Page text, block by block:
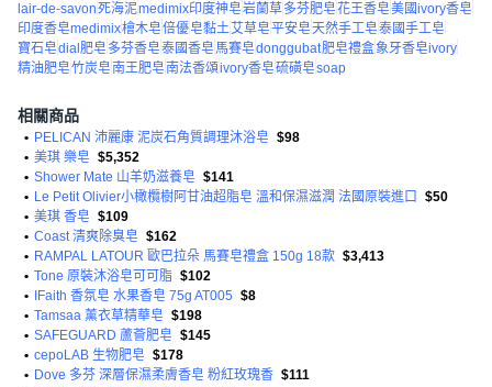
lair-de-savon死海泥medimix印度神皂岩蘭草多芬肥皂花王香皂美國ivory香皂
印度香皂medimix檜木皂倍優皂黏土艾草皂平安皂天然手工皂泰國手工皂
寶石皂dial肥皂 多芬香皂泰國香皂 馬賽皂donggubat肥皂禮盒象牙香皂ivory
精油肥皂竹炭皂 南王肥皂 南法香頌ivory香皂硫磺皂soap
相關商品
• PELICAN 沛麗康 泥炭石角質調理沐浴皂 $98
• 美琪 樂皂 $5,352
• Shower Mate 山羊奶滋養皂 $141
• Le Petit Olivier小橄欖樹阿甘油超脂皂 溫和保濕滋潤 法國原裝進口
$50
• 美琪 香皂 $109
• Coast 清爽除臭皂 $162
• RAMPAL LATOUR 歐巴拉朵 馬賽皂禮盒 150g 18款 $3,413
• Tone 原裝沐浴皂可可脂 $102
•
IFaith 香氛皂 水果香皂 75g AT005 $8
• Tamsaa 薰衣草精華皂 $198
• SAFEGUARD 蘆薈肥皂 $145
• cepoLAB 生物肥皂 $178
• Dove 多芬 深層保濕柔膚香皂 粉紅玫瑰香 $111